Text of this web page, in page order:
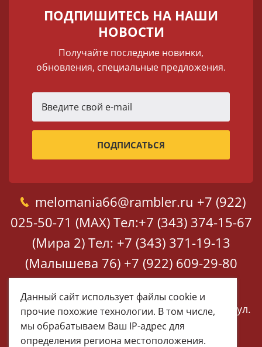
ПОДПИШИТЕСЬ НА НАШИ
НОВОСТИ
Получайте последние новинки,
обновления, специальные предложения.
melomania66@rambler.ru +7 (922)
025-50-71 (MAX) Тел:+7 (343) 374-15-67
(Мира 2) Тел: +7 (343) 371-19-13
(Малышева 76) +7 (922) 609-29-80
(MAX)
Екатеринбург, ул. Мира 2
Екатеринбург, ул.
Малышева 76
Данный сайт использует файлы cookie и
прочие похожие технологии. В том числе,
мы обрабатываем Ваш IP-адрес для
определения региона местоположения.